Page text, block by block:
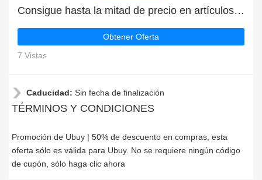
Consigue hasta la mitad de precio en artículos de rebajas
Obtener Oferta
7 Vistas
Caducidad: Sin fecha de finalización
TÉRMINOS Y CONDICIONES
Promoción de Ubuy | 50% de descuento en compras, esta
oferta sólo es válida para Ubuy. No se requiere ningún código
de cupón, sólo haga clic ahora